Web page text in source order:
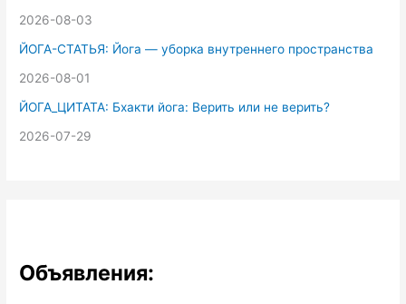
2026-08-03
ЙОГА-СТАТЬЯ: Йога — уборка внутреннего пространства
2026-08-01
ЙОГА_ЦИТАТА: Бхакти йога: Верить или не верить?
2026-07-29
Объявления: